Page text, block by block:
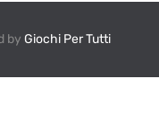
by Giochi Per Tutti